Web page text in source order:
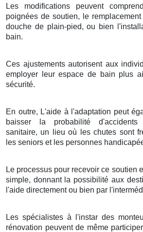
Les modifications peuvent
poignées de soutien, le
douche de plain-pied, ou bien
bain.
Ces ajustements autorisent aux
employer leur espace de bain plus
sécurité.
En outre, L'aide à l'adaptation peut
baisser la probabilité d'accidents
sanitaire, un lieu où les chutes sont
les seniors et les personnes
Le processus pour recevoir ce soutien
simple, donnant la possibilité aux
l'aide directement ou bien par
Les spécialistes à l'instar des
rénovation peuvent de même